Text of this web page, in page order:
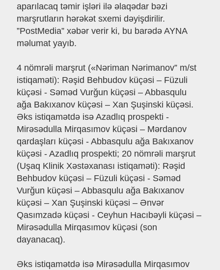
aparılacaq təmir işləri ilə əlaqədar bəzi
marşrutların hərəkət sxemi dəyişdirilir.
”PostMedia” xəbər verir ki, bu barədə AYNA
məlumat yayıb.
4 nömrəli marşrut («Nəriman Nərimanov” m/st
istiqaməti): Rəşid Behbudov küçəsi – Füzuli
küçəsi - Səməd Vurğun küçəsi – Abbasqulu
ağa Bakıxanov küçəsi – Xan Şuşinski küçəsi.
Əks istiqamətdə isə Azadlıq prospekti -
Mirəsədulla Mirqasımov küçəsi – Mərdanov
qardaşları küçəsi - Abbasqulu ağa Bakıxanov
küçəsi - Azadlıq prospekti; 20 nömrəli marşrut
(Uşaq Klinik Xəstəxanası istiqaməti): Rəşid
Behbudov küçəsi – Füzuli küçəsi - Səməd
Vurğun küçəsi – Abbasqulu ağa Bakıxanov
küçəsi – Xan Şuşinski küçəsi – Ənvər
Qasımzadə küçəsi - Ceyhun Hacıbəyli küçəsi –
Mirəsədulla Mirqasımov küçəsi (son
dayanacaq).
Əks istiqamətdə isə Mirəsədulla Mirqasımov